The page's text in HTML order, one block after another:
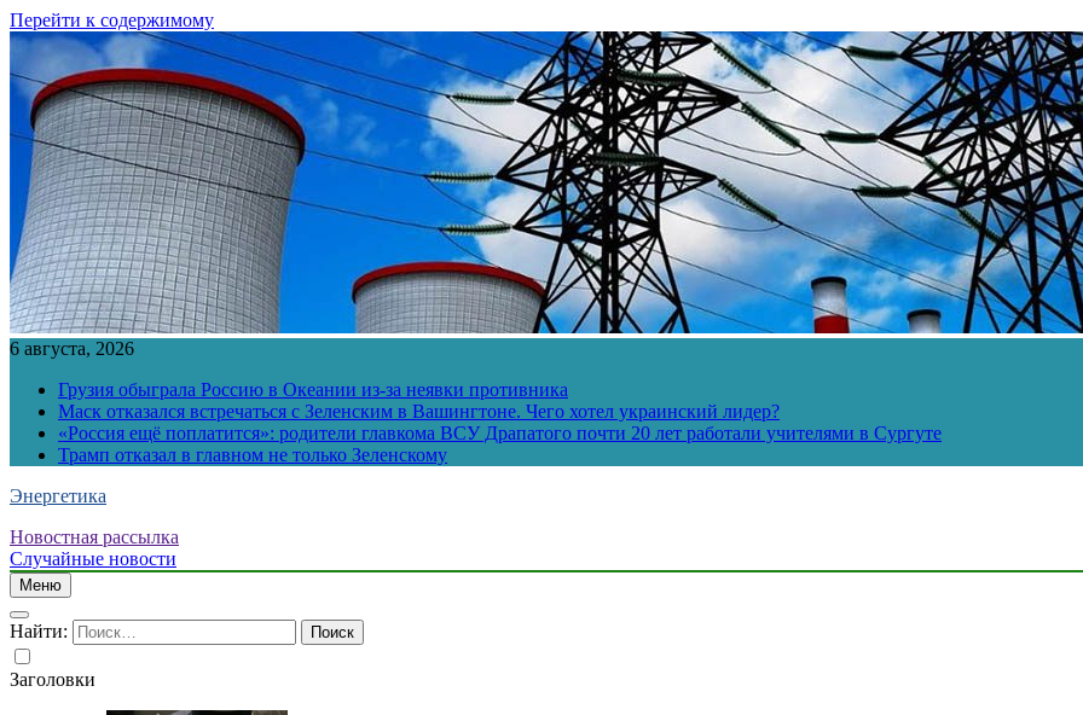
Перейти к содержимому
6 августа, 2026
Грузия обыграла Россию в Океании из-за неявки противника
Маск отказался встречаться с Зеленским в Вашингтоне. Чего хотел украинский лидер?
«Россия ещё поплатится»: родители главкома ВСУ Драпатого почти 20 лет работали учителями в Сургуте
Трамп отказал в главном не только Зеленскому
Энергетика
Новостная рассылка
Случайные новости
Меню
Найти:
Заголовки